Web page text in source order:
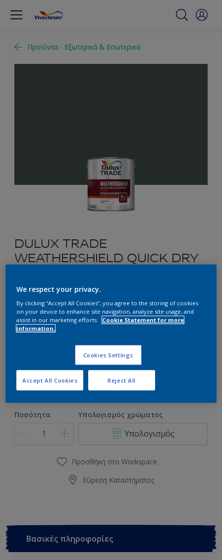
Προϊόντα - Εξωτερικά & Εσωτερικά
DULUX TRADE
WEATHERSHIELD QUICK DRY
Ριπολίνη Νερού Γυαλιστερή για Εξωτερικές Ξύλινες
Επιφάνειες
30GG 10/050 Metropolis
Αλλαγή απόχρωσης
Συσκευασία
1L
Ποσότητα Υπολογισμός χρώματος
Υπολογισμός
Προσθήκη στο Workspace
Εύρεση Καταστήματος
Βασικές πληροφορίες
We respect your privacy.
By clicking “Accept All Cookies”, you agree to the storing of cookies
on your device to enhance site navigation, analyze site usage, and
assist in our marketing efforts.
Cookie Statement for more
information.
Cookies Settings
Reject All
Accept All Cookies